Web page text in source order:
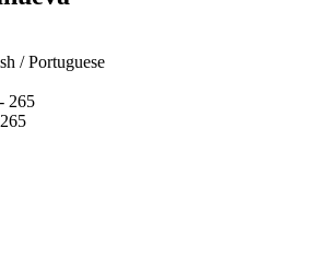
/ Portuguese
265